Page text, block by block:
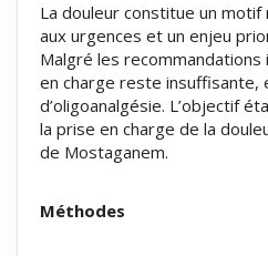
La douleur constitue un
aux urgences et un enjeu
Malgré les
en charge reste insuffisante,
d’oligoanalgésie. L’objectif
la prise en charge de la
de Mostaganem.
Méthodes